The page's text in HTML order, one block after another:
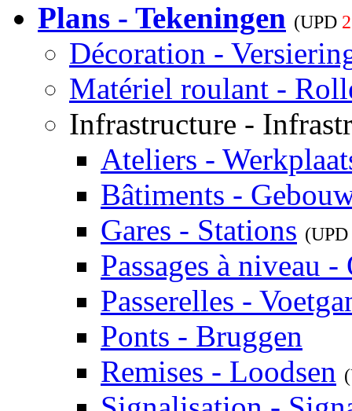
Plans - Tekeningen (UPD
Décoration -
Matériel roulant -
Infrastructure -
Ateliers -
Bâtiments -
Gares - Stations (UPD
Passages à niveau
Passerelles -
Ponts - Bruggen
Remises - Loodsen